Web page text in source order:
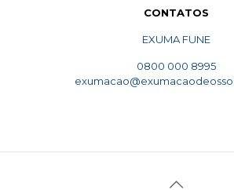
CONTATOS
EXUMA FUNE
0800 000 8995